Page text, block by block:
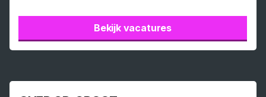
Bekijk vacatures